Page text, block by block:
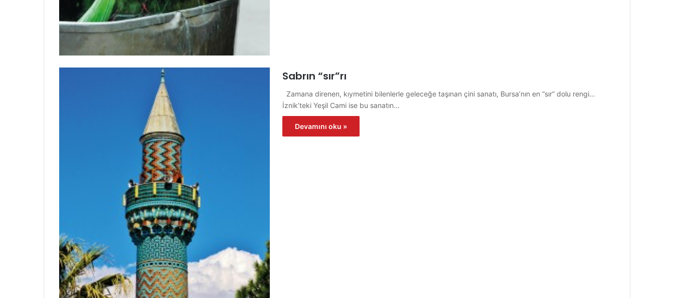
Sabrın “sır”rı
Zamana direnen, kıymetini bilenlerle geleceğe taşınan çini sanatı, Bursa’nın en “sır” dolu rengi…
İznik’teki Yeşil Cami ise bu sanatın…
Devamını oku »